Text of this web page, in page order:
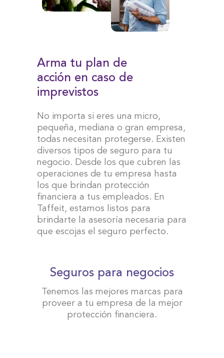
Arma tu plan de
acción en caso de
imprevistos
No importa si eres una micro,
pequeña, mediana o gran empresa,
todas necesitan protegerse. Existen
diversos tipos de seguro para tu
negocio. Desde los que cubren las
operaciones de tu empresa hasta
los que brindan protección
financiera a tus empleados. En
Taffeit, estamos listos para
brindarte la asesoría necesaria para
que escojas el seguro perfecto.
Seguros para negocios
Tenemos las mejores marcas para
proveer a tu empresa de la mejor
protección financiera.